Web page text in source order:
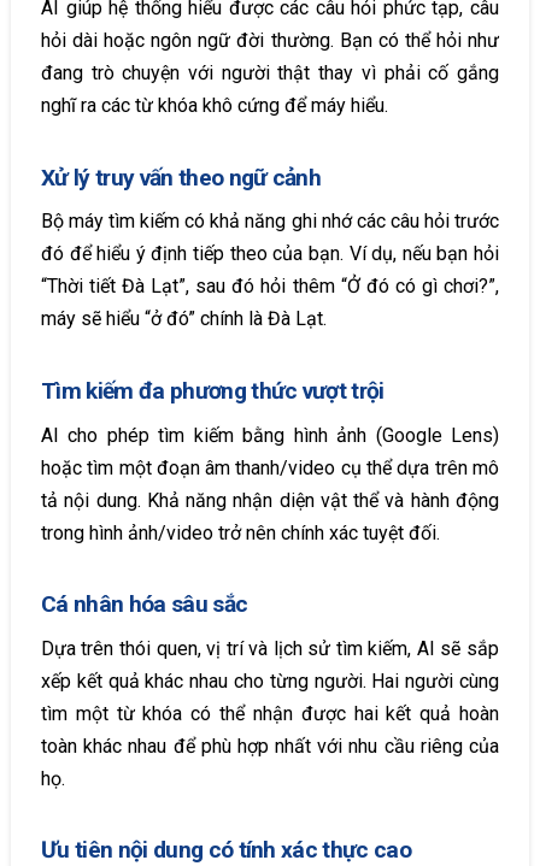
AI giúp hệ thống hiểu được các câu hỏi phức tạp, câu
hỏi dài hoặc ngôn ngữ đời thường. Bạn có thể hỏi như
đang trò chuyện với người thật thay vì phải cố gắng
nghĩ ra các từ khóa khô cứng để máy hiểu.
Xử lý truy vấn theo ngữ cảnh
Bộ máy tìm kiếm có khả năng ghi nhớ các câu hỏi trước
đó để hiểu ý định tiếp theo của bạn. Ví dụ, nếu bạn hỏi
“Thời tiết Đà Lạt”, sau đó hỏi thêm “Ở đó có gì chơi?”,
máy sẽ hiểu “ở đó” chính là Đà Lạt.
Tìm kiếm đa phương thức vượt trội
AI cho phép tìm kiếm bằng hình ảnh (Google Lens)
hoặc tìm một đoạn âm thanh/video cụ thể dựa trên mô
tả nội dung. Khả năng nhận diện vật thể và hành động
trong hình ảnh/video trở nên chính xác tuyệt đối.
Cá nhân hóa sâu sắc
Dựa trên thói quen, vị trí và lịch sử tìm kiếm, AI sẽ sắp
xếp kết quả khác nhau cho từng người. Hai người cùng
tìm một từ khóa có thể nhận được hai kết quả hoàn
toàn khác nhau để phù hợp nhất với nhu cầu riêng của
họ.
Ưu tiên nội dung có tính xác thực cao